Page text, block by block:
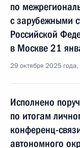
по
с зарубежными
Российской
в Москве 21
29 октября 2025
Исполнено
по итогам
конференц-
автономного